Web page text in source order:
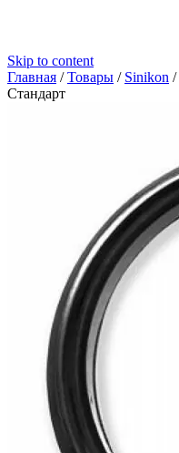
Skip to content
Главная /Товары / Sinikon /
Стандарт